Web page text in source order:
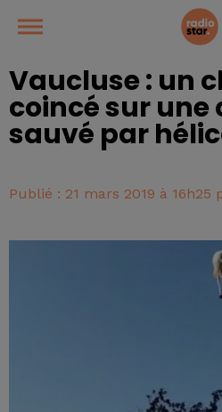
Vaucluse : un
coincé sur une
sauvé par
Publié : 21 mars 2019 à 16h25